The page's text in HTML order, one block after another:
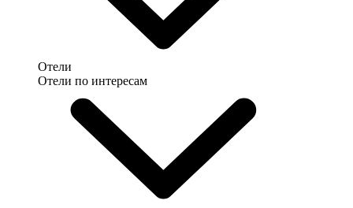
Отели
Отели по интересам